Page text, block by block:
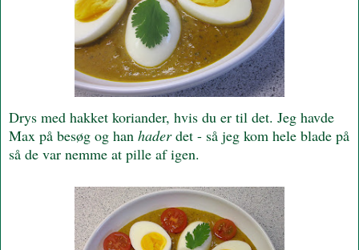
Drys med hakket koriander, hvis du er til det. Jeg havde
Max på besøg og han haderdet - så jeg kom hele blade på
så de var nemme at pille af igen.